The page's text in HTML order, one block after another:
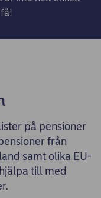
på pensioner
från
samt olika EU-
till med